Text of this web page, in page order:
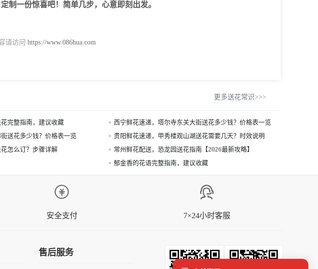
制一份惊喜吧！简单几步，心意即刻出发。
请访问 https://www.086hua.com
更多送花常识>>>
完整指南，建议收藏
西宁鲜花速递，塔尔寺东关大街送花多少钱？价格表一览
送花多少钱？价格表一览
贵阳鲜花速递，甲秀楼观山湖送花需要几天？时效说明
怎么订？步骤详解
常州鲜花配送，恐龙园送花指南【2026最新攻略】
郁金香的花语完整指南，建议收藏
安全支付 7×24小时客服
售后服务